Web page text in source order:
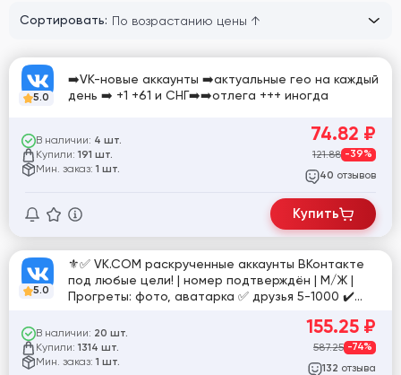
Сортировать:
5.0
➡️VK-новые аккаунты ➡️актуальные гео на каждый
день ➡️ +1 +61 и СНГ➡️➡️отлега +++ иногда
В наличии: 4 шт.
Купили: 191 шт.
Мин. заказ: 1 шт.
74.82 ₽
121.88 -39%
40 отзывов
Купить
5.0
⚜️✅ VK.COM раскрученные аккаунты ВКонтакте
под любые цели! | номер подтверждён | М/Ж |
Прогреты: фото, аватарка ✅ друзья 5-1000 ✔️
В наличии: 20 шт.
Купили: 1314 шт.
Мин. заказ: 1 шт.
155.25 ₽
587.25 -74%
132 отзыва